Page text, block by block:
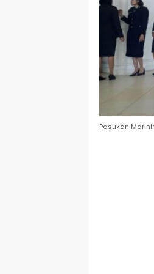
Pasukan